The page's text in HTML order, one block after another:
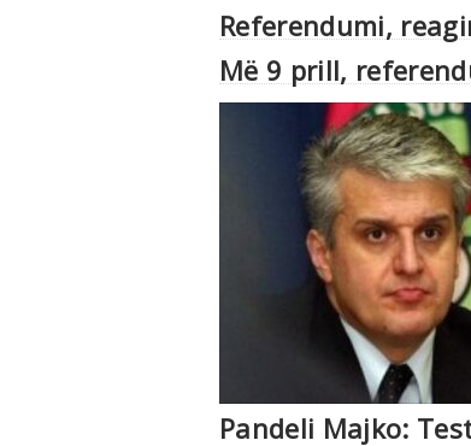
Referendumi,
Më 9 prill,
Pandeli Majko: